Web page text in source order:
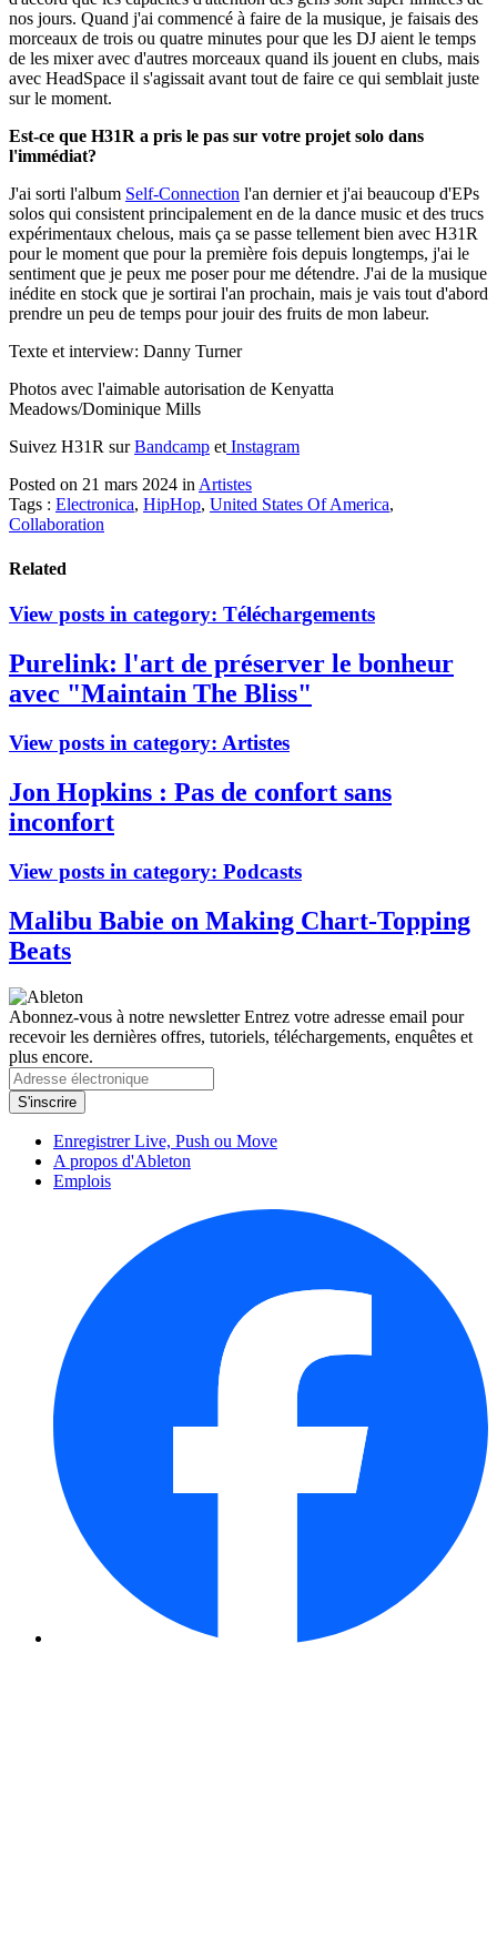
nos jours. Quand j'ai commencé à faire de la musique, je faisais des
morceaux de trois ou quatre minutes pour que les DJ aient le temps
de les mixer avec d'autres morceaux quand ils jouent en clubs, mais
avec HeadSpace il s'agissait avant tout de faire ce qui semblait juste
sur le moment.
Est-ce que H31R a pris le pas sur votre projet solo dans
l'immédiat?
J'ai sorti l'album Self-Connection l'an dernier et j'ai beaucoup d'EPs
solos qui consistent principalement en de la dance music et des trucs
expérimentaux chelous, mais ça se passe tellement bien avec H31R
pour le moment que pour la première fois depuis longtemps, j'ai le
sentiment que je peux me poser pour me détendre. J'ai de la musique
inédite en stock que je sortirai l'an prochain, mais je vais tout d'abord
prendre un peu de temps pour jouir des fruits de mon labeur.
Texte et interview: Danny Turner
Photos avec l'aimable autorisation de Kenyatta
Meadows/Dominique Mills
Suivez H31R surBandcamp etInstagram
Posted on 21 mars 2024 inArtistes
Tags : Electronica, HipHop, United States Of America,
Collaboration
Related
View posts in category: Téléchargements
Purelink: l'art de préserver le bonheur
avec "Maintain The Bliss"
View posts in category: Artistes
Jon Hopkins : Pas de confort sans
inconfort
View posts in category: Podcasts
Malibu Babie on Making Chart-Topping
Beats
Abonnez-vous à notre newsletterEntrez votre adresse email pour
recevoir les dernières offres, tutoriels, téléchargements, enquêtes et
plus encore.
Enregistrer Live, Push ou Move
A propos d'Ableton
Emplois